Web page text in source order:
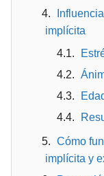
implícita
Cómo
implícita y